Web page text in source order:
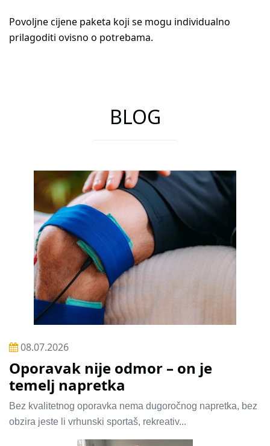
Povoljne cijene paketa koji se mogu individualno
prilagoditi ovisno o potrebama.
BLOG
08.07.2026
Oporavak nije odmor – on je
temelj napretka
Bez kvalitetnog oporavka nema dugoročnog napretka, bez
obzira jeste li vrhunski sportaš, rekreativ...